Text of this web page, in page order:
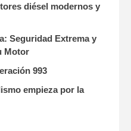
diésel modernos y
Seguridad Extrema y
Motor
993
empieza por la